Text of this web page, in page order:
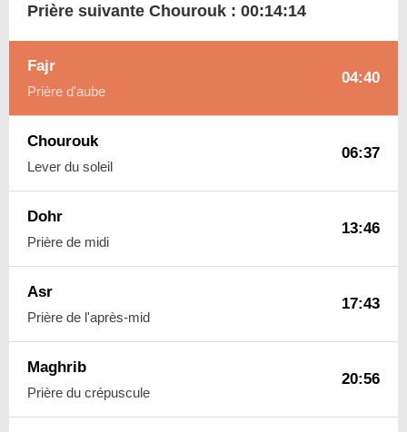
Prière suivante Chourouk : 00:14:13
Fajr
Prière d'aube
04:40
Chourouk
Lever du soleil
06:37
Dohr
Prière de midi
13:46
Asr
Prière de l'après-mid
17:43
Maghrib
Prière du crépuscule
20:56